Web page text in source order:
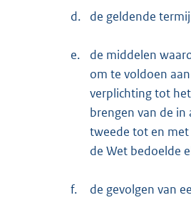
d. de geldende
e.
de middelen
om te voldoen
verplichting tot
brengen van de in
tweede tot en met
de Wet bedoelde
f.
de gevolgen van